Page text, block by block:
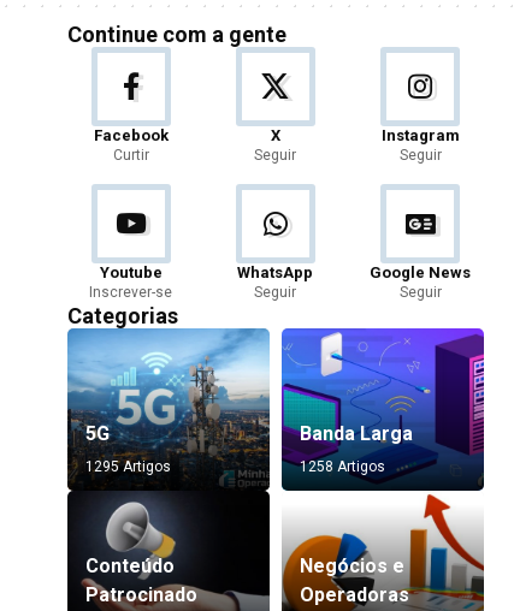
Continue com a gente
Facebook
Curtir
X
Seguir
Instagram
Seguir
Youtube
Inscrever-se
WhatsApp
Seguir
Google News
Seguir
Categorias
5G
1295 Artigos
Banda Larga
1258 Artigos
Conteúdo
Patrocinado
Negócios e
Operadoras